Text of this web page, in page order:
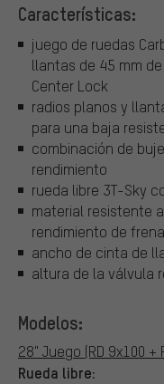
Características:
juego de ruedas
llantas de 45 mm
Center Lock
radios planos y
para una baja
combinación de
rendimiento
rueda libre 3T-Sky
material resistente
rendimiento de
ancho de cinta de
altura de la válvula
Modelos:
28" Juego (RD 9x100 +
Rueda libre: